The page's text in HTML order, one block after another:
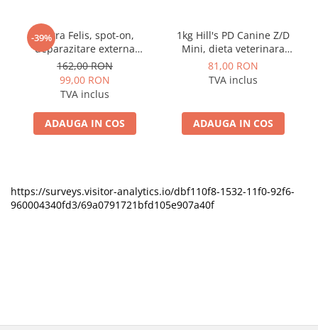
-39%
Vectra Felis, spot-on,
deparazitare externa
pentru pisici, 3 pipete
162,00 RON
99,00 RON
TVA inclus
ADAUGA IN COS
1kg Hill's PD Canine Z/D
Mini, dieta veterinara
pentru caini cu probleme
dermatologice
81,00 RON
TVA inclus
ADAUGA IN COS
https://surveys.visitor-analytics.io/dbf110f8-1532-11f0-92f6-
960004340fd3/69a0791721bfd105e907a40f